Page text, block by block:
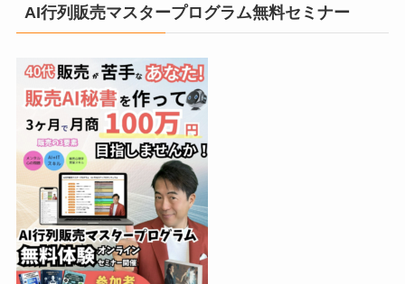
AI行列販売マスタープログラム無料セミナー